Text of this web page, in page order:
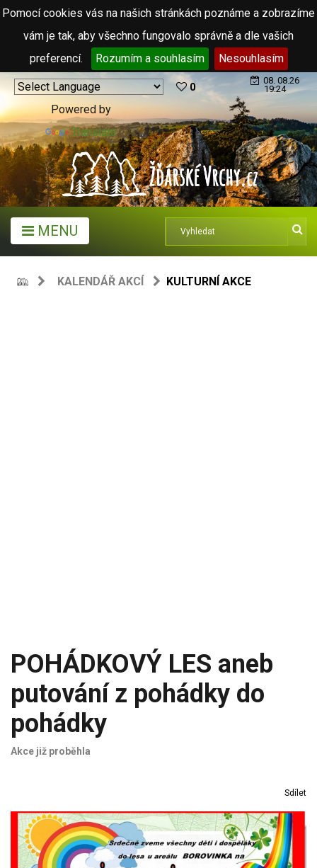
Pomocí cookies vás na našich stránkách poznáme a zobrazíme
vám je tak, aby všechno fungovalo správně a dle vašich
preferencí.
Rozumím a souhlasím Nesouhlasím
Powered by
Translate
0
08. 08.26
19:24
MENU
KALENDÁŘ AKCÍ KULTURNÍ AKCE
POHÁDKOVÝ LES aneb
putování z pohádky do
pohádky
Akce již proběhla
Sdílet